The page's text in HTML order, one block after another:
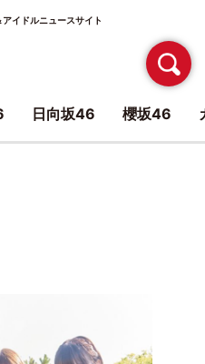
イドルニュースサイト
日向坂46 櫻坂46